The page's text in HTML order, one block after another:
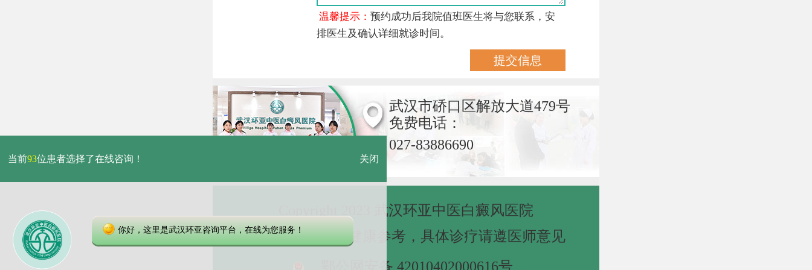
温馨提示：预约成功后我院值班医生将与您联系，安
排医生及确认详细就诊时间。
武汉市硚口区解放大道479号
免费电话：
027-83886690
Copyright 2023 武汉环亚中医白癜风医院
本网站信息仅做健康参考，具体诊疗请遵医师意见
鄂公网安备 42010402000616号
当前93位患者选择了在线咨询！ 关闭
你好，这里是武汉环亚咨询平台，在线为您服务！